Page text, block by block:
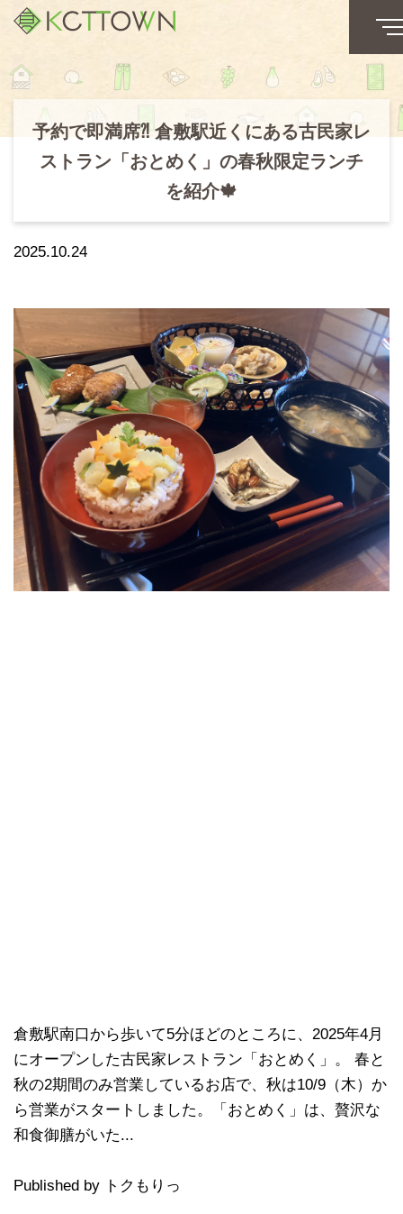
予約で即満席⁈ 倉敷駅近くにある古民家レ
ストラン「おとめく」の春秋限定ランチ
を紹介🍁
2025.10.24
倉敷駅南口から歩いて5分ほどのところに、2025年4月
にオープンした古民家レストラン「おとめく」。 春と
秋の2期間のみ営業しているお店で、秋は10/9（木）か
ら営業がスタートしました。「おとめく」は、贅沢な
和食御膳がいた...
Published by トクもりっ